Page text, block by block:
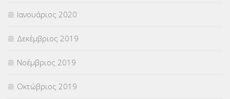
Ιανουάριος 2020
Δεκέμβριος 2019
Νοέμβριος 2019
Οκτώβριος 2019